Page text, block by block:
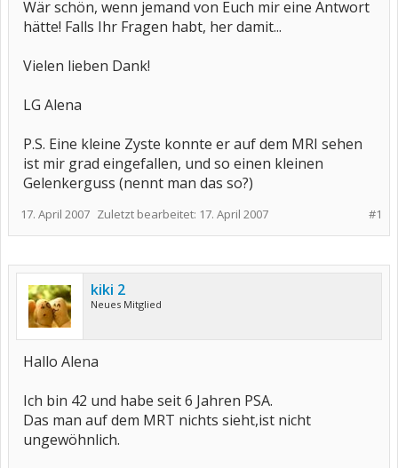
Wär schön, wenn jemand von Euch mir eine Antwort
hätte! Falls Ihr Fragen habt, her damit...
Vielen lieben Dank!
LG Alena
P.S. Eine kleine Zyste konnte er auf dem MRI sehen
ist mir grad eingefallen, und so einen kleinen
Gelenkerguss (nennt man das so?)
#1
17. April 2007 Zuletzt bearbeitet: 17. April 2007
kiki 2
Neues Mitglied
Hallo Alena
Ich bin 42 und habe seit 6 Jahren PSA.
Das man auf dem MRT nichts sieht,ist nicht
ungewöhnlich.